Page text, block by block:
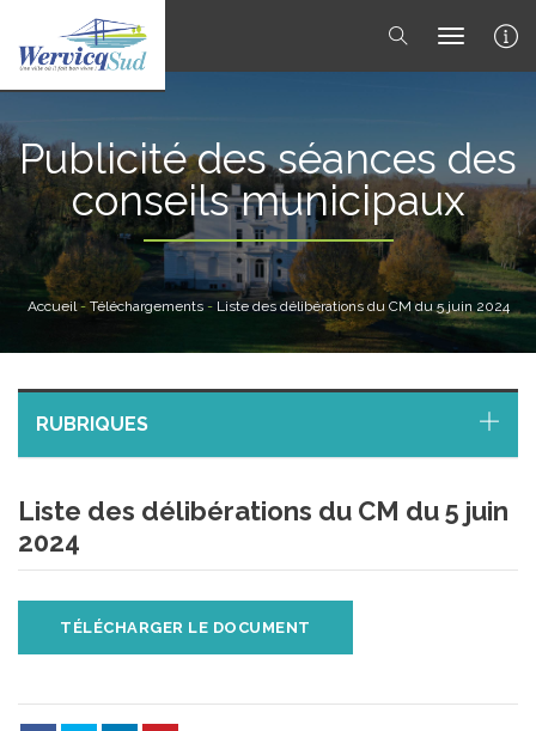
toggle
Publicité des séances des
conseils municipaux
Accueil - Téléchargements - Liste des délibérations du CM du 5 juin 2024
Liste des délibérations du CM du 5 juin
2024
TÉLÉCHARGER LE DOCUMENT
RUBRIQUES